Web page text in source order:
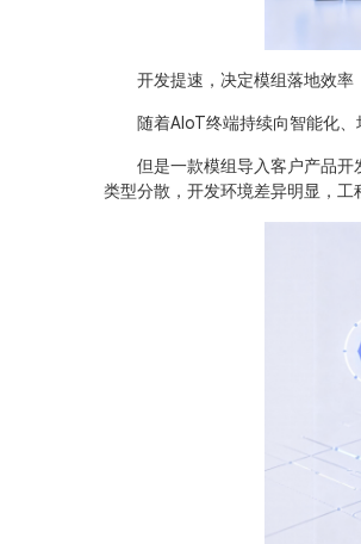
开发提速，决定模组落地效率
随着AIoT终端持续向智能化、场
但是一款模组导入客户产品开发
类型分散，开发环境差异明显，工